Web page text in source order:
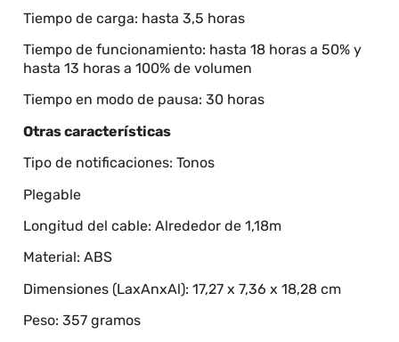
Tiempo de carga: hasta 3,5 horas
Tiempo de funcionamiento: hasta 18 horas a 50% y
hasta 13 horas a 100% de volumen
Tiempo en modo de pausa: 30 horas
Otras características
Tipo de notificaciones: Tonos
Plegable
Longitud del cable: Alrededor de 1,18m
Material: ABS
Dimensiones (LaxAnxAl): 17,27 x 7,36 x 18,28 cm
Peso: 357 gramos